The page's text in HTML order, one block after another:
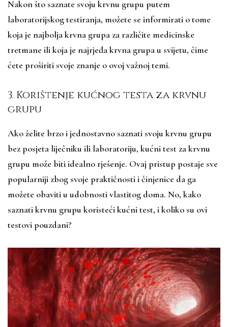
Nakon što saznate svoju krvnu grupu putem
laboratorijskog testiranja, možete se informirati o tome
koja je najbolja krvna grupa za različite medicinske
tretmane ili koja je najrjeđa krvna grupa u svijetu, čime
ćete proširiti svoje znanje o ovoj važnoj temi.
3. Korištenje kućnog testa za krvnu
grupu
Ako želite brzo i jednostavno saznati svoju krvnu grupu
bez posjeta liječniku ili laboratoriju, kućni test za krvnu
grupu može biti idealno rješenje. Ovaj pristup postaje sve
popularniji zbog svoje praktičnosti i činjenice da ga
možete obaviti u udobnosti vlastitog doma. No, kako
saznati krvnu grupu koristeći kućni test, i koliko su ovi
testovi pouzdani?